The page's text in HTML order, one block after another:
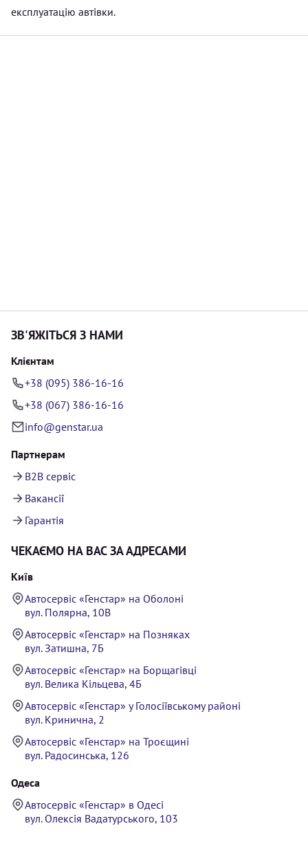
експлуатацію автівки.
ЗВ'ЯЖІТЬСЯ З НАМИ
Клієнтам
+38 (095) 386-16-16
+38 (067) 386-16-16
info@genstar.ua
Партнерам
B2B сервіс
Вакансії
Гарантія
ЧЕКАЄМО НА ВАС ЗА АДРЕСАМИ
Київ
Автосервіс «Генстар» на Оболоні
вул. Полярна, 10В
Автосервіс «Генстар» на Позняках
вул. Затишна, 7Б
Автосервіс «Генстар» на Борщагівці
вул. Велика Кільцева, 4Б
Автосервіс «Генстар» у Голосіївському районі
вул. Кринична, 2
Автосервіс «Генстар» на Троєщині
вул. Радосинська, 126
Одеса
Автосервіс «Генстар» в Одесі
вул. Олексія Вадатурського, 103